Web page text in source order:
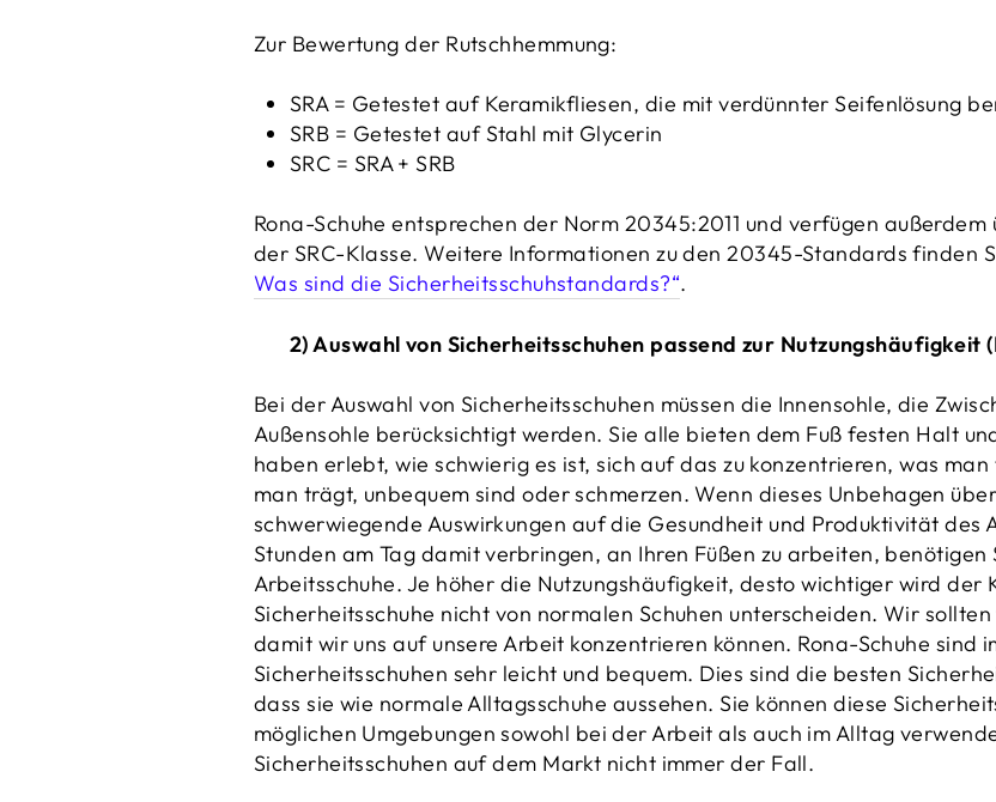
Zur Bewertung der Rutschhemmung:
SRA = Getestet auf Keramikfliesen, die mit verdünnter Seifenlösung
SRB = Getestet auf Stahl mit Glycerin
SRC = SRA + SRB
Rona-Schuhe entsprechen der Norm 20345:2011 und verfügen
der SRC-Klasse. Weitere Informationen zu den 20345-Standards finden
Was sind die Sicherheitsschuhstandards?“.
2) Auswahl von Sicherheitsschuhen passend zur Nutzungshäufigkeit
Bei der Auswahl von Sicherheitsschuhen müssen die Innensohle, die
Außensohle berücksichtigt werden. Sie alle bieten dem Fuß festen Halt
haben erlebt, wie schwierig es ist, sich auf das zu konzentrieren, was
man trägt, unbequem sind oder schmerzen. Wenn dieses Unbehagen
schwerwiegende Auswirkungen auf die Gesundheit und Produktivität des
Stunden am Tag damit verbringen, an Ihren Füßen zu arbeiten, benötigen
Arbeitsschuhe. Je höher die Nutzungshäufigkeit, desto wichtiger wird der
Sicherheitsschuhe nicht von normalen Schuhen unterscheiden. Wir
damit wir uns auf unsere Arbeit konzentrieren können. Rona-Schuhe sind
Sicherheitsschuhen sehr leicht und bequem. Dies sind die besten
dass sie wie normale Alltagsschuhe aussehen. Sie können diese
möglichen Umgebungen sowohl bei der Arbeit als auch im Alltag
Sicherheitsschuhen auf dem Markt nicht immer der Fall.